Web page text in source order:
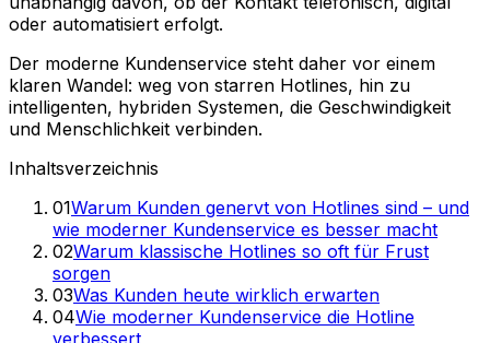
oder automatisiert erfolgt.
Der moderne Kundenservice steht daher vor einem
klaren Wandel: weg von starren Hotlines, hin zu
intelligenten, hybriden Systemen, die Geschwindigkeit
und Menschlichkeit verbinden.
Inhaltsverzeichnis
01Warum Kunden genervt von Hotlines sind – und
wie moderner Kundenservice es besser macht
02Warum klassische Hotlines so oft für Frust
sorgen
03Was Kunden heute wirklich erwarten
04Wie moderner Kundenservice die Hotline
verbessert